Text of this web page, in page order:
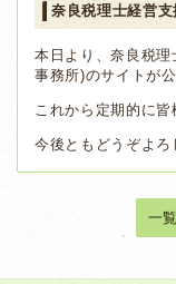
奈良税理士経営
本日より、奈良税
事務所)のサイトが
これから定期的に
今後ともどうぞよろ
一